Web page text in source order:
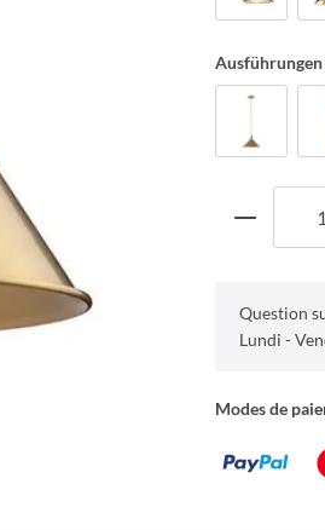
Ausführungen
Question
Lundi -
Modes de